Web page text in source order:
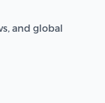
and global